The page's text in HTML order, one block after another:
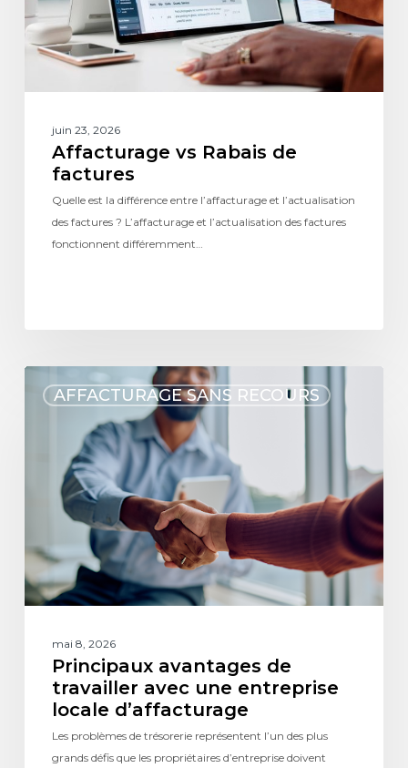
juin 23, 2026
Affacturage vs Rabais de
factures
Quelle est la différence entre l’affacturage et l’actualisation
des factures ? L’affacturage et l’actualisation des factures
fonctionnent différemment…
AFFACTURAGE SANS RECOURS
mai 8, 2026
Principaux avantages de
travailler avec une entreprise
locale d’affacturage
Les problèmes de trésorerie représentent l’un des plus
grands défis que les propriétaires d’entreprise doivent